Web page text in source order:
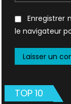
Enregistrer
le navigateur
TOP 10